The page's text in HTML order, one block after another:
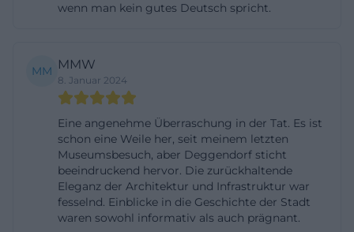
im Mittelalter sowie Deggendorf und der Erste
Ausstellung ist nicht statisch, sondern wird durch
Vermittlungsformate und thematische Führungen
immer wieder neu lesbar gemacht. Gerade die
Auseinandersetzung mit Stadtentwicklung,
kirchlicher Geschichte, Kriegserfahrungen und
sozialem Wandel gibt der Dauerausstellung eine
klare inhaltliche Tiefe. Wer also nach Stadtmuseum
Deggendorf Dauerausstellung sucht, findet hier
wenn man kein gutes Deutsch spricht.
MM MMW
8. Januar 2024
Eine angenehme Überraschung in der Tat. Es ist
schon eine Weile her, seit meinem letzten
Museumsbesuch, aber Deggendorf sticht
beeindruckend hervor. Die zurückhaltende
Eleganz der Architektur und Infrastruktur war
fesselnd. Einblicke in die Geschichte der Stadt
waren sowohl informativ als auch prägnant.